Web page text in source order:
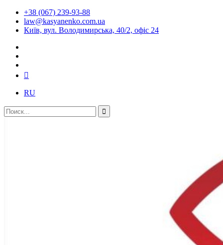
+38 (067) 239-93-88
law@kasyanenko.com.ua
Київ, вул. Володимирська, 40/2, офіс 24
RU